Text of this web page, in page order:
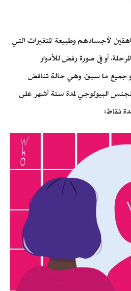
لأجسادهم وطبيعة المتغيرات التي
أو في صورة رفض للأدوار
أو جميع ما سبق. وهي حالة تناقض
البيولوجي لمدة ستة أشهر على
نقاط: